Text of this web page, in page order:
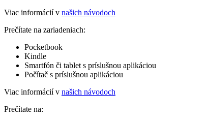
Viac informácií v našich návodoch
Prečítate na zariadeniach:
Pocketbook
Kindle
Smartfón či tablet s príslušnou aplikáciou
Počítač s príslušnou aplikáciou
Viac informácií v našich návodoch
Prečítate na: